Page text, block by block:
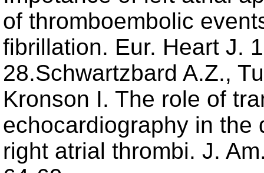
of thromboembolic
fibrillation. Eur. Heart J.
28.Schwartzbard A.Z.,
Kronson I. The role of
echocardiography in the
right atrial thrombi. J.